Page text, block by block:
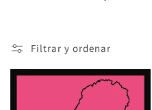
c
Filtrar y ordenar